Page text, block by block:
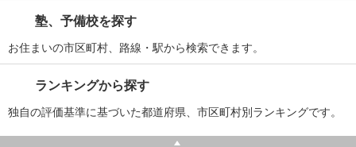
塾、予備校を探す
お住まいの市区町村、路線・駅から検索できます。
ランキングから探す
独自の評価基準に基づいた都道府県、市区町村別ランキングです。